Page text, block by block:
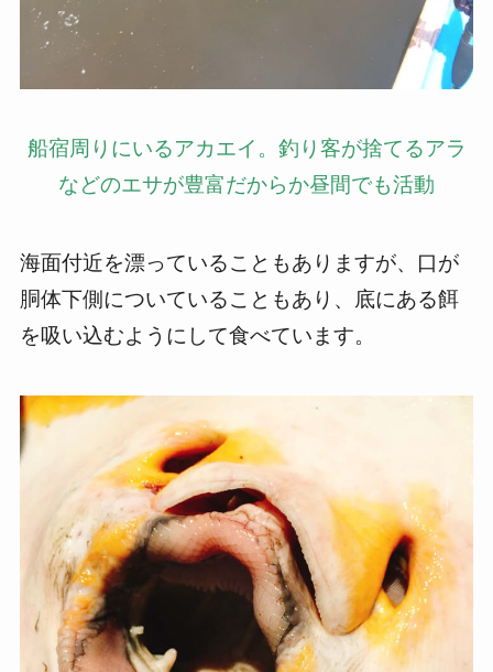
船宿周りにいるアカエイ。釣り客が捨てるアラ
などのエサが豊富だからか昼間でも活動
海面付近を漂っていることもありますが、口が
胴体下側についていることもあり、底にある餌
を吸い込むようにして食べています。